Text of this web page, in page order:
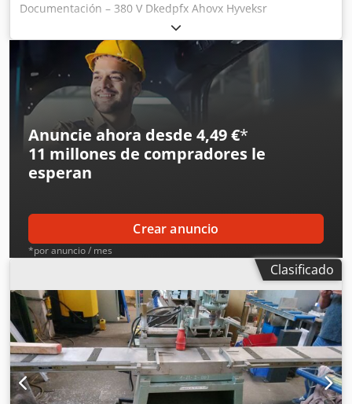
Documentación – 380 V Dkedpfx Ahovx Hyveksr
Anuncie ahora desde 4,49 €*
11 millones de compradores le
esperan
Crear anuncio
*por anuncio / mes
Clasificado